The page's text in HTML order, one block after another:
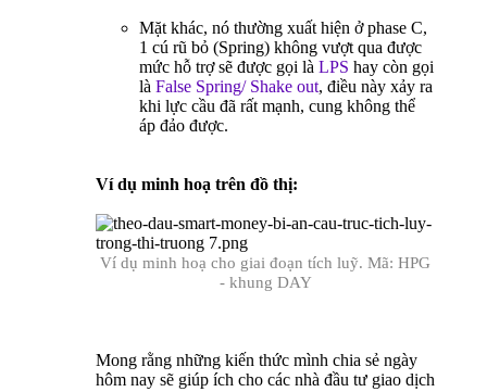
Mặt khác, nó thường xuất hiện ở phase C,
1 cú rũ bỏ (Spring) không vượt qua được
mức hỗ trợ sẽ được gọi là LPS hay còn gọi
là False Spring/ Shake out, điều này xảy ra
khi lực cầu đã rất mạnh, cung không thể
áp đảo được.
Ví dụ minh hoạ trên đồ thị:
Ví dụ minh hoạ cho giai đoạn tích luỹ. Mã: HPG
- khung DAY
Mong rằng những kiến thức mình chia sẻ ngày
hôm nay sẽ giúp ích cho các nhà đầu tư giao dịch